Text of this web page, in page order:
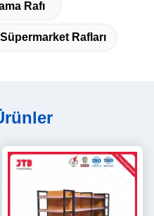
Rafı
Rafları